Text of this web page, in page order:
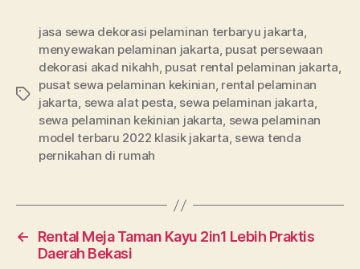
Tags
jasa sewa dekorasi pelaminan terbaryu jakarta,
menyewakan pelaminan jakarta, pusat persewaan
dekorasi akad nikahh, pusat rental pelaminan jakarta,
pusat sewa pelaminan kekinian, rental pelaminan
jakarta, sewa alat pesta, sewa pelaminan jakarta,
sewa pelaminan kekinian jakarta, sewa pelaminan
model terbaru 2022 klasik jakarta, sewa tenda
pernikahan di rumah
←
Rental Meja Taman Kayu 2in1 Lebih Praktis
Daerah Bekasi